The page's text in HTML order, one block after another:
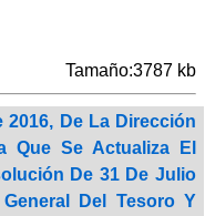
Tamaño:3787 kb
2016, De La Dirección
Que Se Actualiza El
De 31 De Julio
Del Tesoro Y